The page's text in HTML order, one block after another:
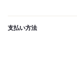
支払い方法